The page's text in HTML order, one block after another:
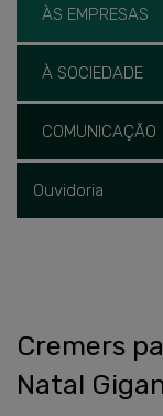
ÀS EMPRESAS
À SOCIEDADE
COMUNICAÇÃO
Ouvidoria
Cremers
Natal